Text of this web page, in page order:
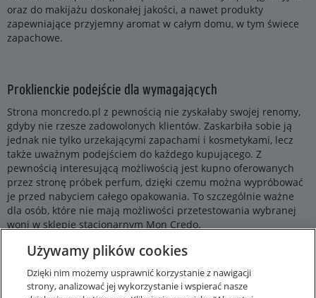
oraz do makijażu doskonałej jakości, a nawet produkty
zapewniające przyjemny aromat w całym domu, w tym świece
zapachowe.
Proklienckie podejście dla wymagających
Strona moncredo.pl z pewnością nie zyskałaby swojej renomy,
gdyby nie rzesze zadowolonych klientów. Zaskarbiła sobie ją
jednak nie tylko urzekającymi zapachami i kosmetykami, lecz
także uważnym podejściem do każdego kupującego. Z
pewnością interesującą możliwością jest kupno oferowanych
przez stronę próbek perfum, dzięki czemu można wypróbować
je przed nabyciem całego opakowania. To szczególnie ważne
dla osób, które nie mają możliwości przetestowania wybranej
woni w sklepie stacjonarnym Mon Credo.
Stałym klientom strona moncredo.pl oferuje również możliwość
założenia karty VIP, która upoważnia do licznych zniżek na
zasadach określonych w regulaminie usługi, w tym między
innymi za zamieszczone komentarze. Moncredo.pl umożliwia
Używamy plików cookies
Dzięki nim możemy usprawnić korzystanie z nawigacji
strony, analizować jej wykorzystanie i wspierać nasze